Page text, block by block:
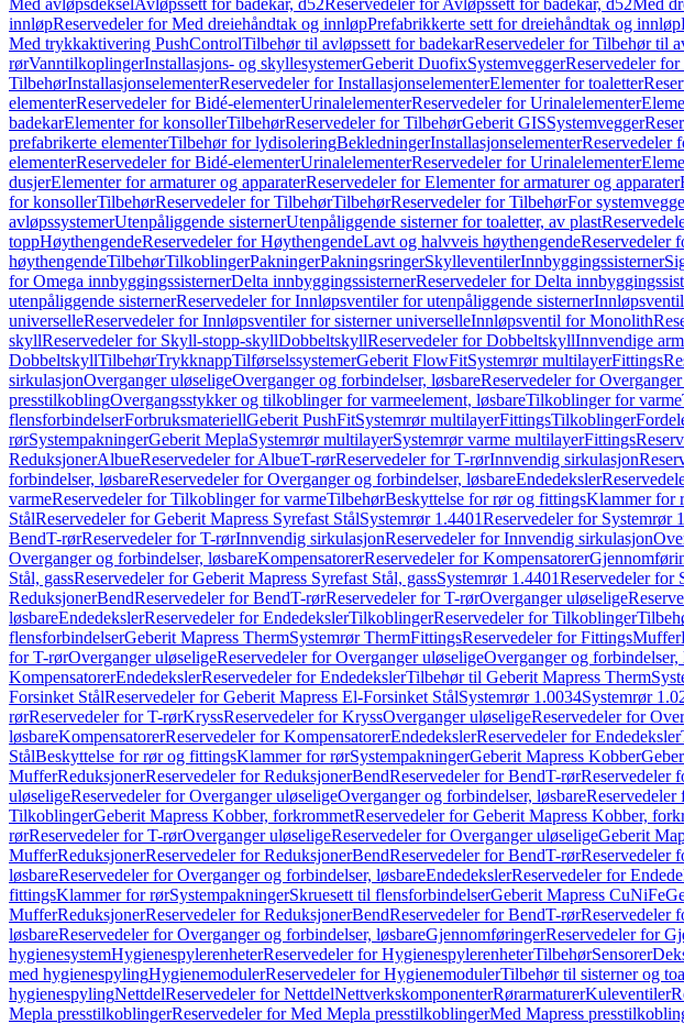
Med avløpsdekselAvløpssett for badekar, d52Reservedeler for Avløpssett for badekar, d52Med
innløpReservedeler for Med dreiehåndtak og innløpPrefabrikkerte sett for dreiehåndtak og innløp
Med trykkaktivering PushControlTilbehør til avløpssett for badekarReservedeler for Tilbehør til
rørVanntilkoplingerInstallasjons- og skyllesystemerGeberit DuofixSystemveggerReservedeler
TilbehørInstallasjonselementerReservedeler for InstallasjonselementerElementer for toaletter
elementerReservedeler for Bidé-elementerUrinalelementerReservedeler for Urinalelementer
badekarElementer for konsollerTilbehørReservedeler for TilbehørGeberit GISSystemvegger
prefabrikerte elementerTilbehør for lydisoleringBekledningerInstallasjonselementerReservedeler
elementerReservedeler for Bidé-elementerUrinalelementerReservedeler for Urinalelementer
dusjerElementer for armaturer og apparaterReservedeler for Elementer for armaturer og apparater
for konsollerTilbehørReservedeler for TilbehørTilbehørReservedeler for TilbehørFor
avløpssystemerUtenpåliggende sisternerUtenpåliggende sisterner for toaletter, av plast
toppHøythengendeReservedeler for HøythengendeLavt og halvveis høythengendeReservedeler
høythengendeTilbehørTilkoblingerPakningerPakningsringerSkylleventilerInnbyggingssisterner
for Omega innbyggingssisternerDelta innbyggingssisternerReservedeler for Delta
utenpåliggende sisternerReservedeler for Innløpsventiler for utenpåliggende sisterner
universelleReservedeler for Innløpsventiler for sisterner universelleInnløpsventil for Monolith
skyllReservedeler for Skyll-stopp-skyllDobbeltskyllReservedeler for DobbeltskyllInnvendige
DobbeltskyllTilbehørTrykknappTilførselssystemerGeberit FlowFitSystemrør multilayerFittings
sirkulasjonOverganger uløseligeOverganger og forbindelser, løsbareReservedeler for
presstilkoblingOvergangsstykker og tilkoblinger for varmeelement, løsbareTilkoblinger for varme
flensforbindelserForbruksmateriellGeberit PushFitSystemrør multilayerFittingsTilkoblinger
rørSystempakningerGeberit MeplaSystemrør multilayerSystemrør varme multilayerFittings
ReduksjonerAlbueReservedeler for AlbueT-rørReservedeler for T-rørInnvendig sirkulasjon
forbindelser, løsbareReservedeler for Overganger og forbindelser, løsbareEndedeksler
varmeReservedeler for Tilkoblinger for varmeTilbehørBeskyttelse for rør og fittingsKlammer for
StålReservedeler for Geberit Mapress Syrefast StålSystemrør 1.4401Reservedeler for Systemrør
BendT-rørReservedeler for T-rørInnvendig sirkulasjonReservedeler for Innvendig sirkulasjon
Overganger og forbindelser, løsbareKompensatorerReservedeler for Kompensatorer
Stål, gassReservedeler for Geberit Mapress Syrefast Stål, gassSystemrør 1.4401Reservedeler for
ReduksjonerBendReservedeler for BendT-rørReservedeler for T-rørOverganger uløselige
løsbareEndedekslerReservedeler for EndedekslerTilkoblingerReservedeler for Tilkoblinger
flensforbindelserGeberit Mapress ThermSystemrør ThermFittingsReservedeler for FittingsMuffer
for T-rørOverganger uløseligeReservedeler for Overganger uløseligeOverganger og forbindelser,
KompensatorerEndedekslerReservedeler for EndedekslerTilbehør til Geberit Mapress Therm
Forsinket StålReservedeler for Geberit Mapress El-Forsinket StålSystemrør 1.0034Systemrør
rørReservedeler for T-rørKryssReservedeler for KryssOverganger uløseligeReservedeler for
løsbareKompensatorerReservedeler for KompensatorerEndedekslerReservedeler for Endedeksler
StålBeskyttelse for rør og fittingsKlammer for rørSystempakningerGeberit Mapress Kobber
MufferReduksjonerReservedeler for ReduksjonerBendReservedeler for BendT-rørReservedeler
uløseligeReservedeler for Overganger uløseligeOverganger og forbindelser, løsbareReservedeler
TilkoblingerGeberit Mapress Kobber, forkrommetReservedeler for Geberit Mapress Kobber,
rørReservedeler for T-rørOverganger uløseligeReservedeler for Overganger uløseligeGeberit
MufferReduksjonerReservedeler for ReduksjonerBendReservedeler for BendT-rørReservedeler
løsbareReservedeler for Overganger og forbindelser, løsbareEndedekslerReservedeler for
fittingsKlammer for rørSystempakningerSkruesett til flensforbindelserGeberit Mapress CuNiFe
MufferReduksjonerReservedeler for ReduksjonerBendReservedeler for BendT-rørReservedeler
løsbareReservedeler for Overganger og forbindelser, løsbareGjennomføringerReservedeler for
hygienesystemHygienespylerenheterReservedeler for HygienespylerenheterTilbehørSensorer
med hygienespylingHygienemodulerReservedeler for HygienemodulerTilbehør til sisterner og
hygienespylingNettdelReservedeler for NettdelNettverkskomponenterRørarmaturerKuleventiler
Mepla presstilkoblingerReservedeler for Med Mepla presstilkoblingerMed Mapress